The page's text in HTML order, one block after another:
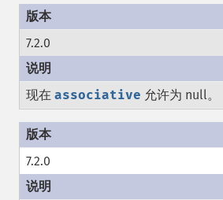
7.2.0
现在 associative 允许为 null。
7.2.0